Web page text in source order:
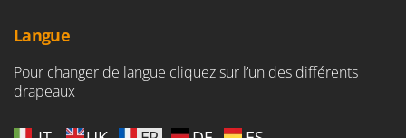
Tornado
Trev - Abrek - TecnoVIR
Langue
Pour changer de langue cliquez sur l’un des différents
drapeaux